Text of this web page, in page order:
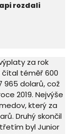
rozdali
za rok
čítal téměř 600
965 dolarů, což
2019. Nejvýše
který za
Druhý skončil
byl Junior